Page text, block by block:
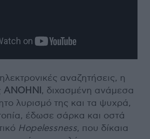
αναζητήσεις, η
ANOHNI , διχασμένη ανάμεσα
λυρισμό της και τα ψυχρά,
έδωσε σάρκα και οστά
Hopelessness, που δίκαια